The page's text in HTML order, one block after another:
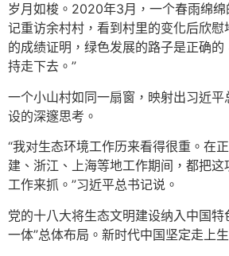
岁月如梭。2020年3月，一个春雨绵
记重访余村村，看到村里的变化后欣慰
的成绩证明，绿色发展的路子是正确
持走下去。”
一个小山村如同一扇窗，映射出习近
设的深邃思考。
“我对生态环境工作历来看得很重。在
建、浙江、上海等地工作期间，都把
工作来抓。”习近平总书记说。
党的十八大将生态文明建设纳入中国特
一体”总体布局。新时代中国坚定走上